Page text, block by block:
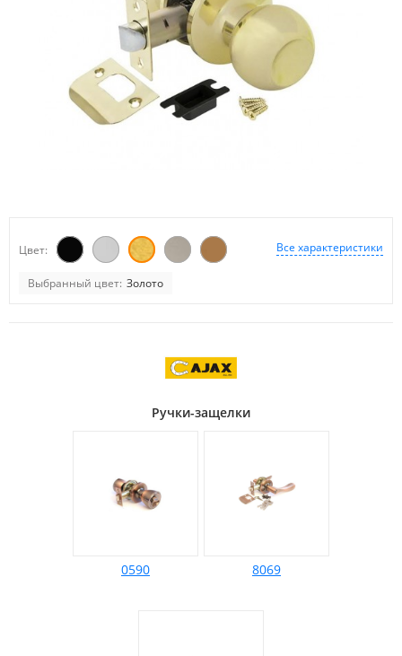
Все характеристики
Цвет:
Выбранный цвет: Золото
Ручки-защелки
0590 8069